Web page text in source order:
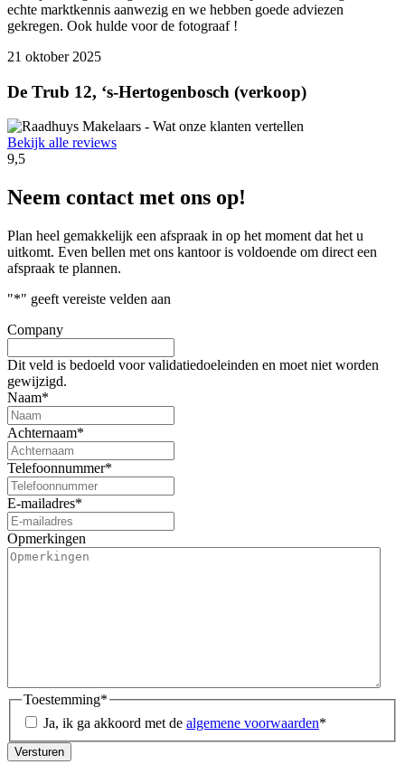
echte marktkennis aanwezig en we hebben goede adviezen
gekregen. Ook hulde voor de fotograaf !
21 oktober 2025
De Trub 12, ‘s-Hertogenbosch (verkoop)
Bekijk alle reviews
9,5
Neem contact met ons op!
Plan heel gemakkelijk een afspraak in op het moment dat het u
uitkomt. Even bellen met ons kantoor is voldoende om direct een
afspraak te plannen.
"*" geeft vereiste velden aan
Company
Dit veld is bedoeld voor validatiedoeleinden en moet niet worden
gewijzigd.
Naam*
Achternaam*
Telefoonnummer*
E-mailadres*
Opmerkingen
Toestemming*
Ja, ik ga akkoord met de algemene voorwaarden*